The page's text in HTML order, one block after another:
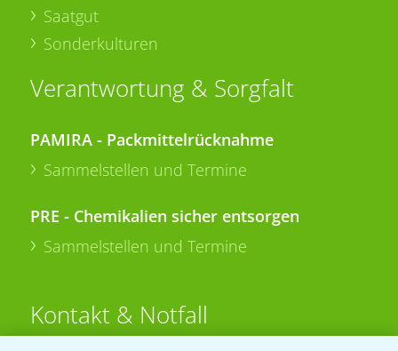
Saatgut
Sonderkulturen
Verantwortung & Sorgfalt
PAMIRA - Packmittelrücknahme
Sammelstellen und Termine
PRE - Chemikalien sicher entsorgen
Sammelstellen und Termine
Kontakt & Notfall